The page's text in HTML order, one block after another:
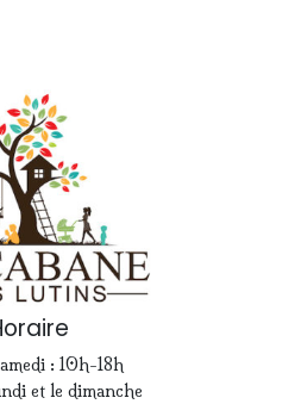
: 10h-18h
et le dimanche